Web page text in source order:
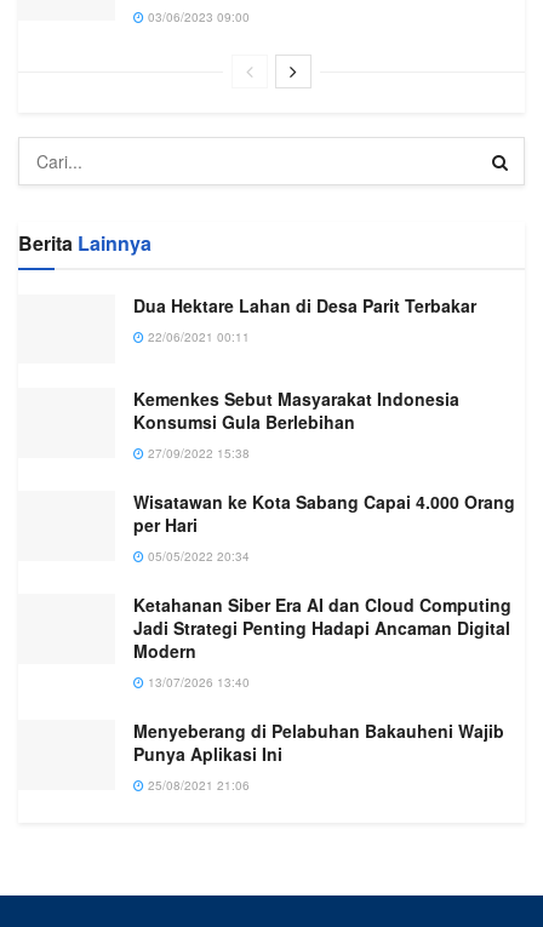
03/06/2023 09:00
Berita Lainnya
Dua Hektare Lahan di Desa Parit Terbakar
22/06/2021 00:11
Kemenkes Sebut Masyarakat Indonesia
Konsumsi Gula Berlebihan
27/09/2022 15:38
Wisatawan ke Kota Sabang Capai 4.000 Orang
per Hari
05/05/2022 20:34
Ketahanan Siber Era AI dan Cloud Computing
Jadi Strategi Penting Hadapi Ancaman Digital
Modern
13/07/2026 13:40
Menyeberang di Pelabuhan Bakauheni Wajib
Punya Aplikasi Ini
25/08/2021 21:06